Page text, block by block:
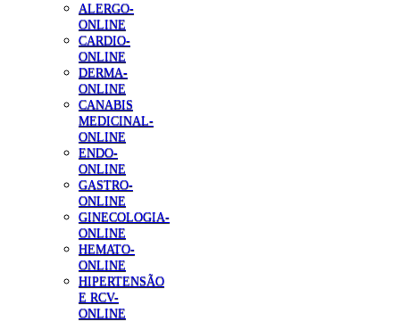
ALERGO-
ONLINE
CARDIO-
ONLINE
DERMA-
ONLINE
CANABIS
MEDICINAL-
ONLINE
ENDO-
ONLINE
GASTRO-
ONLINE
GINECOLOGIA-
ONLINE
HEMATO-
ONLINE
HIPERTENSÃO
E RCV-
ONLINE